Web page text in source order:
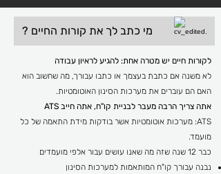
מי כתב לך את קורות החיים ?
לקורות חיים יש מטרה אחת: להגיע לראיון עבודה
לא משנה אם כתבת בעצמך או כתבו עבורך, מה שחשוב הוא
האם הם עוברים את מערכות הסינון האוטומטיות.
אתה צריך הרבה מעבר לבניית קו"ח, אתה חייב ATS
ATS: מערכות אוטומטיות אשר בודקות מידת התאמה של כל
מועמד.
כבר 12 שנה שזה מה שאנו עושים עבור אלפי מועמדים
נבנה עבורך קו"ח המותאמות למערכות הסינון